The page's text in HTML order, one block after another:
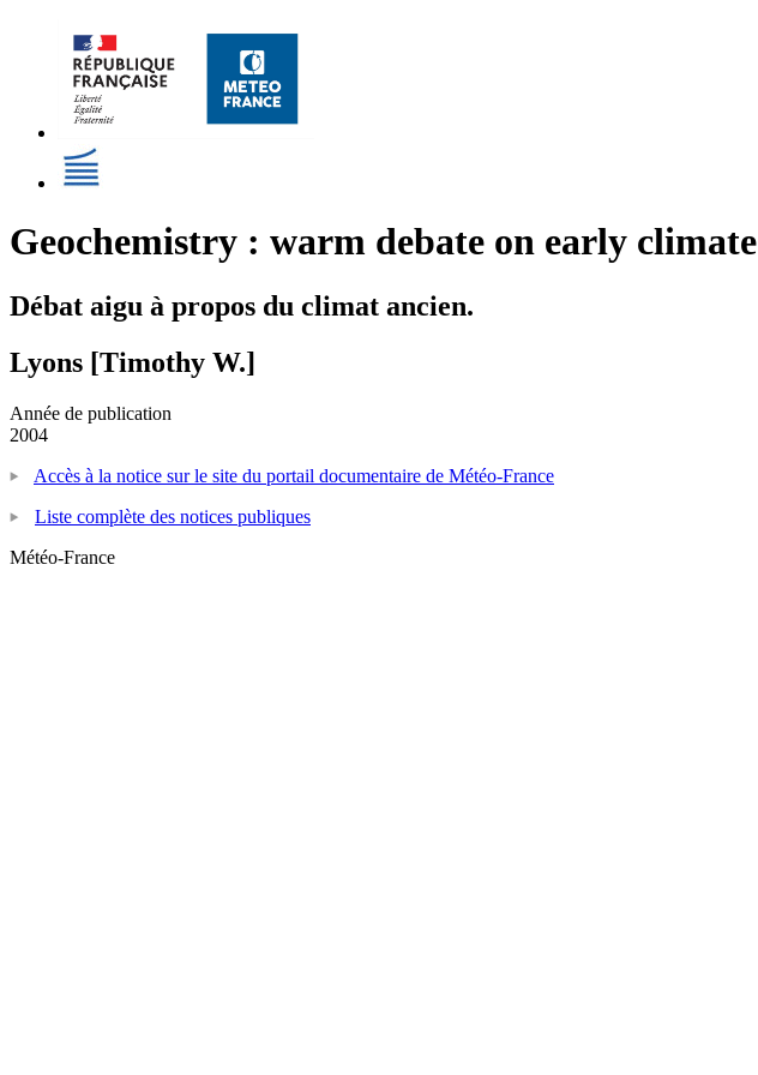
Geochemistry : warm debate on early climate
Débat aigu à propos du climat ancien.
Lyons [Timothy W.]
Année de publication
2004
Accès à la notice sur le site du portail documentaire de Météo-France
Liste complète des notices publiques
Météo-France